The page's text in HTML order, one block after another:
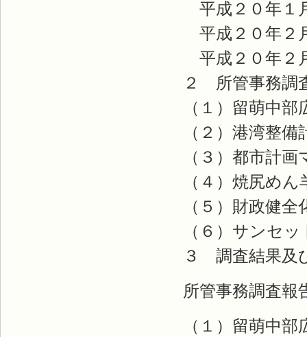
平成２０年１
平成２０年２
平成２０年２
２ 所管事務調
（１）留萌中部
（２）港湾整備
（３）都市計画
（４）焼尻めん
（５）財政健全
（６）サンセッ
３ 調査結果及
所管事務調査報
（１）留萌中部